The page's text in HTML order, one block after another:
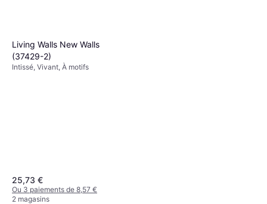
Living Walls New Walls
(37429-2)
Intissé, Vivant, À motifs
25,73 €
Ou 3 paiements de 8,57 €
2 magasins